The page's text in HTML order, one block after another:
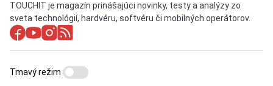
TOUCHIT je magazín prinášajúci novinky, testy a analýzy zo
sveta technológií, hardvéru, softvéru či mobilných operátorov.
Tmavý režim